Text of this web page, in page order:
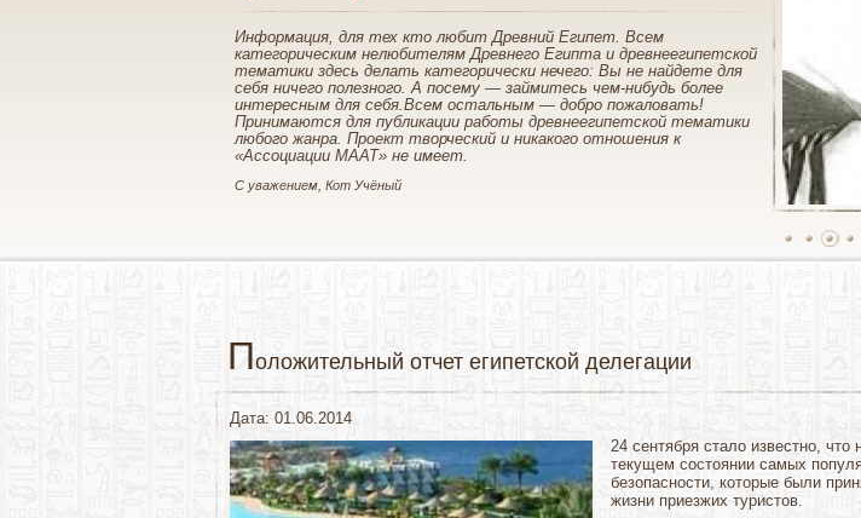
Информация, для тех кто любит Древний Египет. Всем
категорическим нелюбителям Древнего Египта и древнеегипетской
тематики здесь делать категорически нечего: Вы не найдете для
себя ничего полезного. А посему — займитесь чем-нибудь более
интересным для себя.Всем остальным — добро пожаловать!
Принимаются для публикации работы древнеегипетской тематики
любого жанра. Проект творческий и никакого отношения к
«Ассоциации МААТ» не имеет.
С уважением, Кот Учёный
1 2 3 4
Положительный отчет египетской делегации
Дата: 01.06.2014
24 сентября стало известно,
текущем состоянии самых
безопасности, которые были
жизни приезжих туристов.